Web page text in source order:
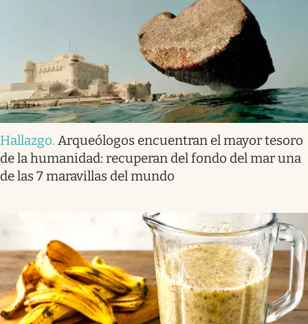
Hallazgo. Arqueólogos encuentran el mayor tesoro
de la humanidad: recuperan del fondo del mar una
de las 7 maravillas del mundo